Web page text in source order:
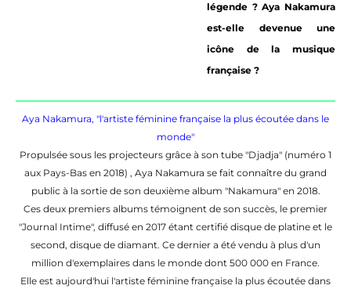
légende ? Aya Nakamura
est-elle devenue une
icône de la musique
française ?
Aya Nakamura, "l'artiste féminine française la plus écoutée dans le
monde"
Propulsée sous les projecteurs grâce à son tube "Djadja" (numéro 1
aux Pays-Bas en 2018) , Aya Nakamura se fait connaître du grand
public à la sortie de son deuxième album "Nakamura" en 2018.
Ces deux premiers albums témoignent de son succès, le premier
"Journal Intime", diffusé en 2017 étant certifié disque de platine et le
second, disque de diamant. Ce dernier a été vendu à plus d'un
million d'exemplaires dans le monde dont 500 000 en France.
Elle est aujourd'hui l'artiste féminine française la plus écoutée dans